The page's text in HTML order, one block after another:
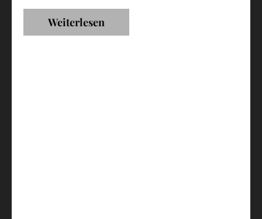
Weiterlesen